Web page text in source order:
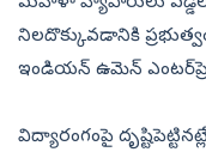
నిలదొక్కువడానికి
ఇండియన్‌ ఉమెన్‌
విద్యారంగంపై